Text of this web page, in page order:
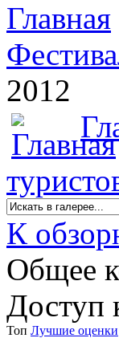
Главная
2012
К
Общее
Доступ
Топ Лучшие оценки